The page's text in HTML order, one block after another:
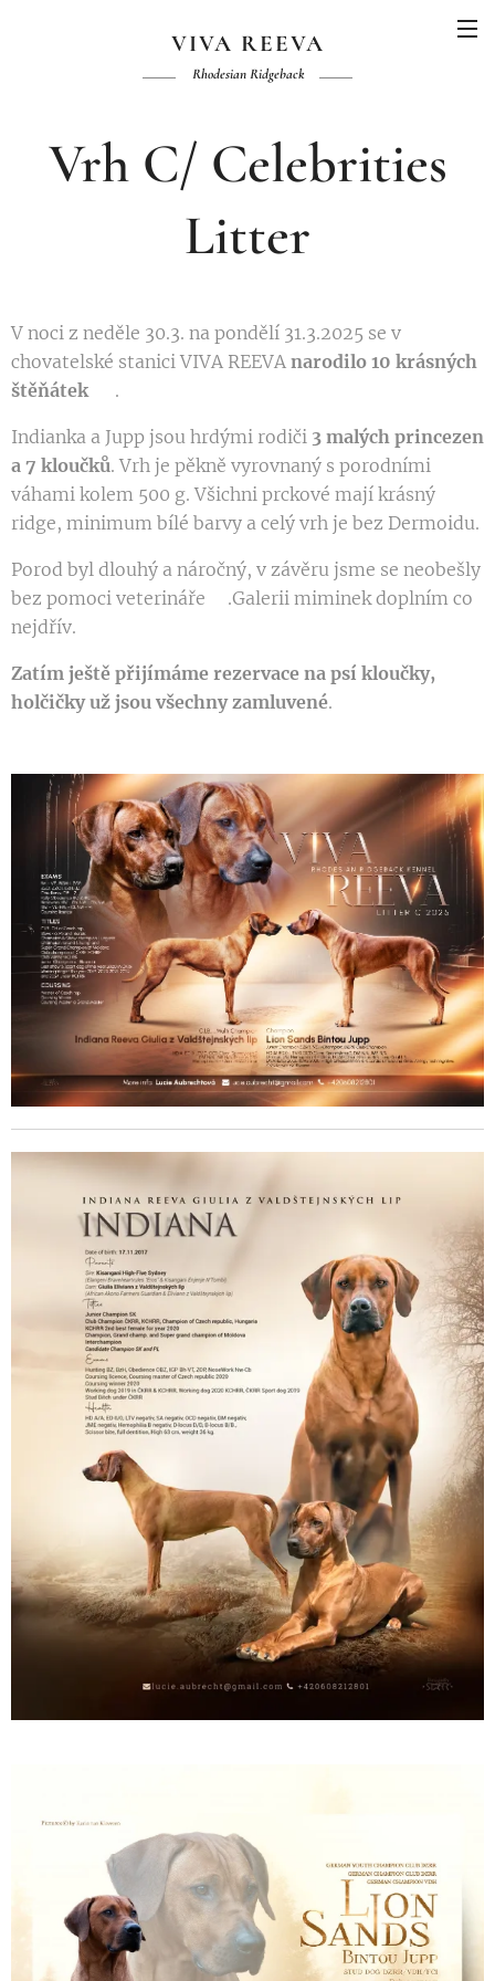
VIVA REEVA
Rhodesian Ridgeback
Vrh C/ Celebrities
Litter
V noci z neděle 30.3. na pondělí 31.3.2025 se v
chovatelské stanici VIVA REEVA narodilo 10 krásných
štěňátek 🥳 .
Indianka a Jupp jsou hrdými rodiči 3 malých princezen
a 7 kloučků. Vrh je pěkně vyrovnaný s porodními
váhami kolem 500 g. Všichni prckové mají krásný
ridge, minimum bílé barvy a celý vrh je bez Dermoidu.
Porod byl dlouhý a náročný, v závěru jsme se neobešly
bez pomoci veterináře🥺.Galerii miminek doplním co
nejdřív.
Zatím ještě přijímáme rezervace na psí kloučky,
holčičky už jsou všechny zamluvené.